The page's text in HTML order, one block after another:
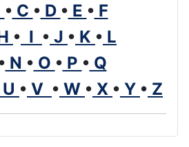
• C • D • E • F
• I • J • K • L
N • O • P • Q
U • V • W • X • Y • Z